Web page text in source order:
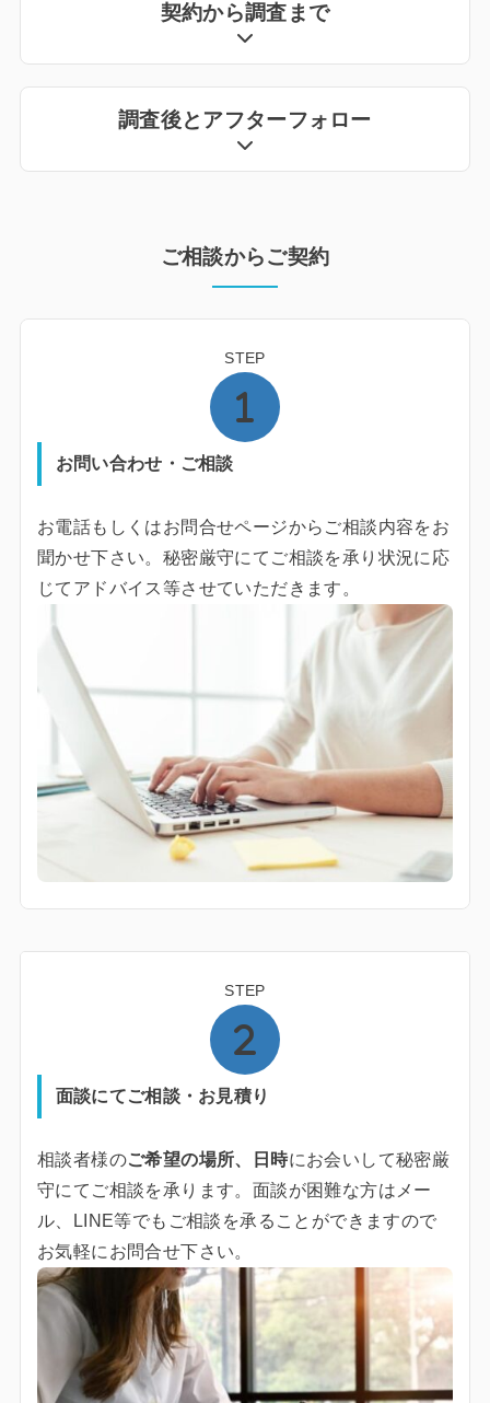
契約から調査まで
調査後とアフターフォロー
ご相談からご契約
STEP
お問い合わせ・ご相談
お電話もしくはお問合せページからご相談内容をお
聞かせ下さい。秘密厳守にてご相談を承り状況に応
じてアドバイス等させていただきます。
STEP
面談にてご相談・お見積り
相談者様のご希望の場所、日時にお会いして秘密厳
守にてご相談を承ります。面談が困難な方はメー
ル、LINE等でもご相談を承ることができますので
お気軽にお問合せ下さい。